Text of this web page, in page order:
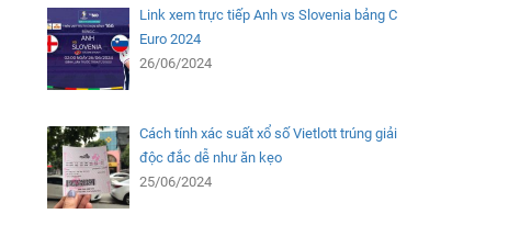
Link xem trực tiếp Anh vs Slovenia bảng C
Euro 2024
26/06/2024
Cách tính xác suất xổ số Vietlott trúng giải
độc đắc dễ như ăn kẹo
25/06/2024